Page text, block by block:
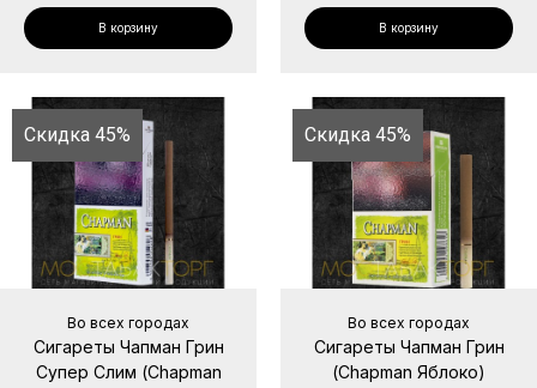
В корзину В корзину
Скидка 45%
Во всех городах
Сигареты Чапман Грин
Супер Слим (Chapman
Скидка 45%
Во всех городах
Сигареты Чапман Грин
(Chapman Яблоко)